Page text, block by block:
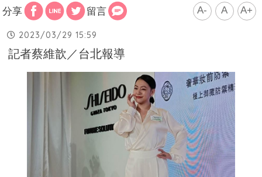
分享 留言 A- A A+
2023/03/29 15:59
記者蔡維歆／台北報導